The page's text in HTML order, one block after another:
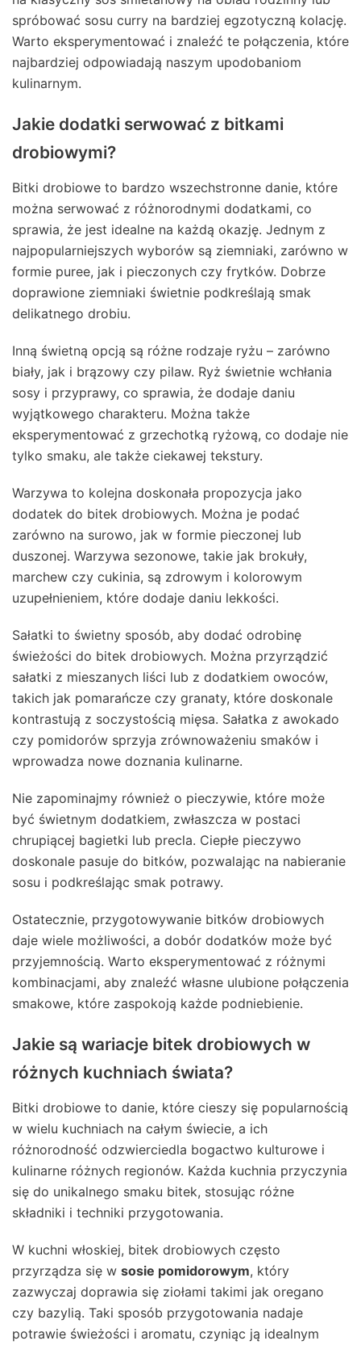
spróbować sosu curry na bardziej egzotyczną kolację.
Warto eksperymentować i znaleźć te połączenia, które
najbardziej odpowiadają naszym upodobaniom
kulinarnym.
Jakie dodatki serwować z bitkami
drobiowymi?
Bitki drobiowe to bardzo wszechstronne danie, które
można serwować z różnorodnymi dodatkami, co
sprawia, że jest idealne na każdą okazję. Jednym z
najpopularniejszych wyborów są ziemniaki, zarówno w
formie puree, jak i pieczonych czy frytków. Dobrze
doprawione ziemniaki świetnie podkreślają smak
delikatnego drobiu.
Inną świetną opcją są różne rodzaje ryżu – zarówno
biały, jak i brązowy czy pilaw. Ryż świetnie wchłania
sosy i przyprawy, co sprawia, że dodaje daniu
wyjątkowego charakteru. Można także
eksperymentować z grzechotką ryżową, co dodaje nie
tylko smaku, ale także ciekawej tekstury.
Warzywa to kolejna doskonała propozycja jako
dodatek do bitek drobiowych. Można je podać
zarówno na surowo, jak w formie pieczonej lub
duszonej. Warzywa sezonowe, takie jak brokuły,
marchew czy cukinia, są zdrowym i kolorowym
uzupełnieniem, które dodaje daniu lekkości.
Sałatki to świetny sposób, aby dodać odrobinę
świeżości do bitek drobiowych. Można przyrządzić
sałatki z mieszanych liści lub z dodatkiem owoców,
takich jak pomarańcze czy granaty, które doskonale
kontrastują z soczystością mięsa. Sałatka z awokado
czy pomidorów sprzyja zrównoważeniu smaków i
wprowadza nowe doznania kulinarne.
Nie zapominajmy również o pieczywie, które może
być świetnym dodatkiem, zwłaszcza w postaci
chrupiącej bagietki lub precla. Ciepłe pieczywo
doskonale pasuje do bitków, pozwalając na nabieranie
sosu i podkreślając smak potrawy.
Ostatecznie, przygotowywanie bitków drobiowych
daje wiele możliwości, a dobór dodatków może być
przyjemnością. Warto eksperymentować z różnymi
kombinacjami, aby znaleźć własne ulubione połączenia
smakowe, które zaspokoją każde podniebienie.
Jakie są wariacje bitek drobiowych w
różnych kuchniach świata?
Bitki drobiowe to danie, które cieszy się popularnością
w wielu kuchniach na całym świecie, a ich
różnorodność odzwierciedla bogactwo kulturowe i
kulinarne różnych regionów. Każda kuchnia przyczynia
się do unikalnego smaku bitek, stosując różne
składniki i techniki przygotowania.
W kuchni włoskiej, bitek drobiowych często
przyrządza się w sosie pomidorowym, który
zazwyczaj doprawia się ziołami takimi jak oregano
czy bazylią. Taki sposób przygotowania nadaje
potrawie świeżości i aromatu, czyniąc ją idealnym